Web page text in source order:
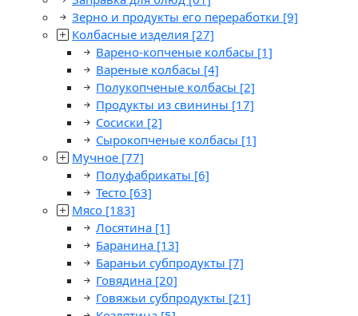
Зерно и продукты его переработки [9]
Колбасные изделия [27]
Варено-копченые колбасы [1]
Вареные колбасы [4]
Полукопченые колбасы [2]
Продукты из свинины [17]
Сосиски [2]
Сырокопченые колбасы [1]
Мучное [77]
Полуфабрикаты [6]
Тесто [63]
Мясо [183]
Лосятина [1]
Баранина [13]
Бараньи субпродукты [7]
Говядина [20]
Говяжьи субпродукты [21]